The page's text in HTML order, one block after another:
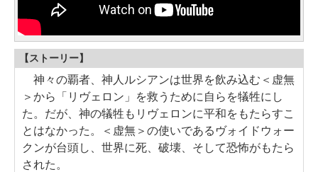
【ストーリー】
神々の覇者、神人ルシアンは世界を飲み込む＜虚無
＞から「リヴェロン」を救うために自らを犠牲にし
た。だが、神の犠牲もリヴェロンに平和をもたらすこ
とはなかった。＜虚無＞の使いであるヴォイドウォー
クンが台頭し、世界に死、破壊、そして恐怖がもたら
された。